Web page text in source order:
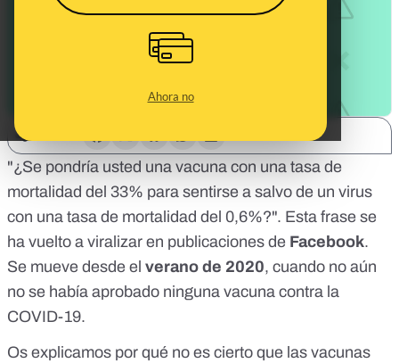
Ahora no
"¿Se pondría usted una vacuna con una tasa de
mortalidad del 33% para sentirse a salvo de un virus
con una tasa de mortalidad del 0,6%?". Esta frase se
ha vuelto a viralizar en publicaciones de Facebook.
Se mueve desde el verano de 2020, cuando no aún
no se había aprobado ninguna vacuna contra la
COVID-19.
Os explicamos por qué no es cierto que las vacunas